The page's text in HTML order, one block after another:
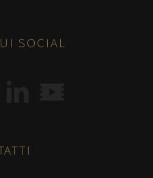
SOCIAL